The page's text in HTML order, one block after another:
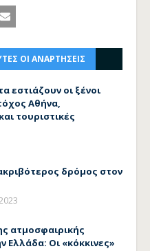
ΟΙ ΑΝΑΡΤΗΣΕΙΣ
εστιάζουν οι ξένοι
Αθήνα,
τουριστικές
δρόμος στον
ατμοσφαιρικής
Ελλάδα: Οι «κόκκινες»